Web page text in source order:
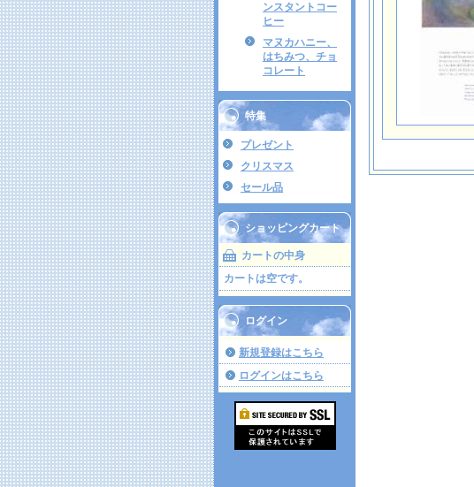
ンスタントコー
ヒー
マヌカハニー、
はちみつ、チョ
コレート
特集
プレゼント
クリスマス
セール品
ショッピングカート
カートの中身
カートは空です。
ログイン
新規登録はこちら
ログインはこちら